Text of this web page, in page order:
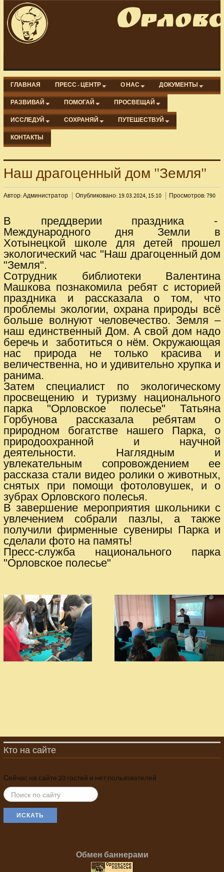
ГЛАВНАЯ ПРЕСС - ЦЕНТР О НАС ДОКУМЕНТЫ
РАЗВИВАЙ ПОМОГАЙ ПРОСВЕЩАЙ
ИССЛЕДУЙ СОХРАНЯЙ ПУТЕШЕСТВУЙ
КОНТАКТЫ
Наш драгоценный дом "Земля"
Автор: Администратор Опубликовано: 19.03.2024, 15:10 Просмотров: 790
В преддверии праздника -
Международного дня Земли в
Хотынецкой школе для детей прошел
экологический час "Наш драгоценный дом
"Земля".
Сотрудник библиотеки Валентина
Машкова познакомила ребят с историей
праздника и рассказала о том, что
проблемы экологии, охрана природы всё
больше волнуют человечество. Земля –
наш единственный Дом. А свой дом надо
беречь и заботиться о нём. Окружающая
нас природа не только красива и
величественна, но и удивительно хрупка и
ранима.
Затем специалист по экологическому
просвещению и туризму национального
парка "Орловское полесье" Татьяна
Горбунова рассказала ребятам о
природном богатстве нашего Парка, о
природоохранной и научной
деятельности. Наглядным и
увлекательным сопровождением ее
рассказа стали видео ролики о животных,
снятых при помощи фотоловушек, и о
зубрах Орловского полесья.
В завершение мероприятия школьники с
увлечением собрали пазлы, а также
получили фирменные сувениры Парка и
сделали фото на память!
Пресс-служба национального парка
"Орловское полесье"
Кто на сайте
Сейчас на сайте 20 гостей и нет пользователей
ИСКАТЬ...
ИСКАТЬ
Обмен баннерами